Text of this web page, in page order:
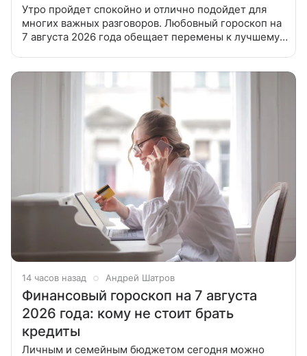
Утро пройдет спокойно и отлично подойдет для
многих важных разговоров. Любовный гороскоп на
7 августа 2026 года обещает перемены к лучшему
14 часов назад Андрей Шатров
Финансовый гороскоп на 7 августа
2026 года: кому не стоит брать
кредиты
Личным и семейным бюджетом сегодня можно